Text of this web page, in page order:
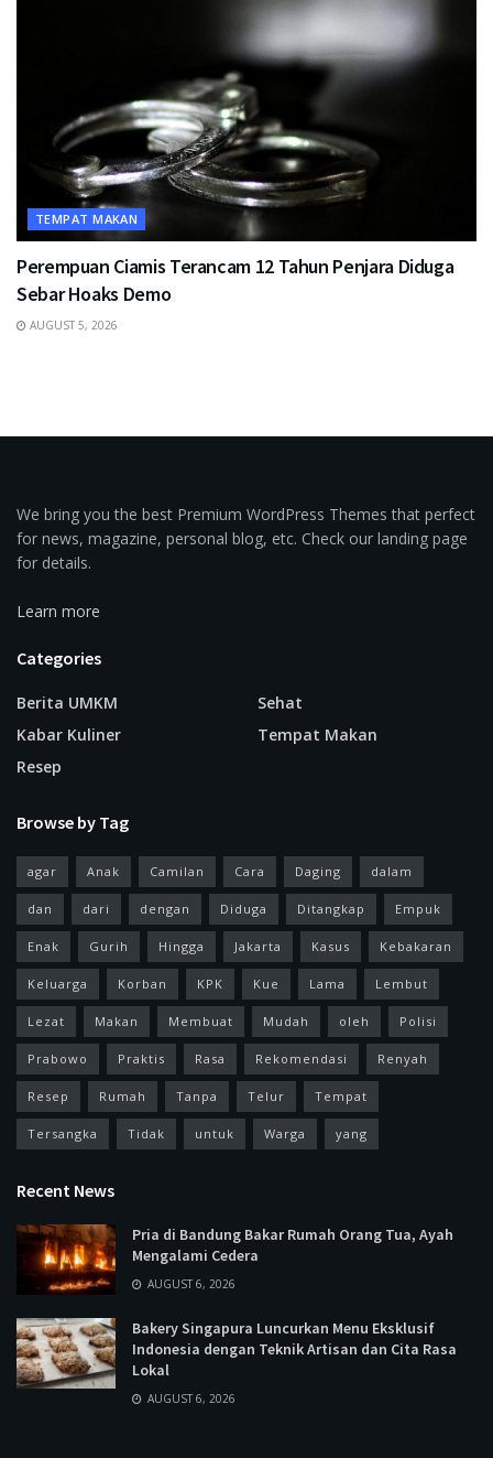
TEMPAT MAKAN
Perempuan Ciamis Terancam 12 Tahun Penjara Diduga
Sebar Hoaks Demo
AUGUST 5, 2026
We bring you the best Premium WordPress Themes that perfect
for news, magazine, personal blog, etc. Check our landing page
for details.
Learn more
Categories
Berita UMKM
Kabar Kuliner
Resep
Sehat
Tempat Makan
Browse by Tag
agar Anak Camilan Cara Daging dalam
dan dari dengan Diduga Ditangkap Empuk
Enak Gurih Hingga Jakarta Kasus Kebakaran
Keluarga Korban KPK Kue Lama Lembut
Lezat Makan Membuat Mudah oleh Polisi
Prabowo Praktis Rasa Rekomendasi Renyah
Resep Rumah Tanpa Telur Tempat
Tersangka Tidak untuk Warga yang
Recent News
Pria di Bandung Bakar Rumah Orang Tua, Ayah
Mengalami Cedera
AUGUST 6, 2026
Bakery Singapura Luncurkan Menu Eksklusif
Indonesia dengan Teknik Artisan dan Cita Rasa
Lokal
AUGUST 6, 2026